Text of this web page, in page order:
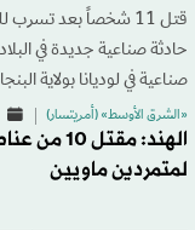
قتل 11 شخصاً بعد
حادثة صناعية جديدة في
صناعية في لوديانا بولاية
«الشرق الأوسط» (أمريتسار)
الهند:
لمتمردين ماويين